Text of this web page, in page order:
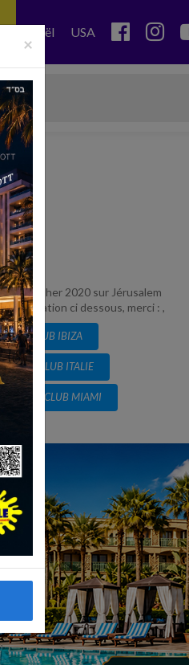
Israël USA
casher 2020 sur Jérusalem
navigation ci dessous, merci : ,
CLUB IBIZA
CLUB ITALIE
CLUB MIAMI
×